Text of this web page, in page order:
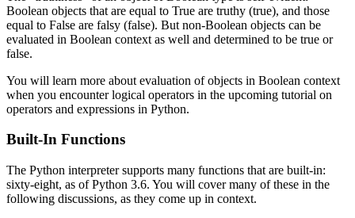
Boolean objects that are equal to True are truthy (true), and those
equal to False are falsy (false). But non-Boolean objects can be
evaluated in Boolean context as well and determined to be true or
false.
You will learn more about evaluation of objects in Boolean context
when you encounter logical operators in the upcoming tutorial on
operators and expressions in Python.
Built-In Functions
The Python interpreter supports many functions that are built-in:
sixty-eight, as of Python 3.6. You will cover many of these in the
following discussions, as they come up in context.